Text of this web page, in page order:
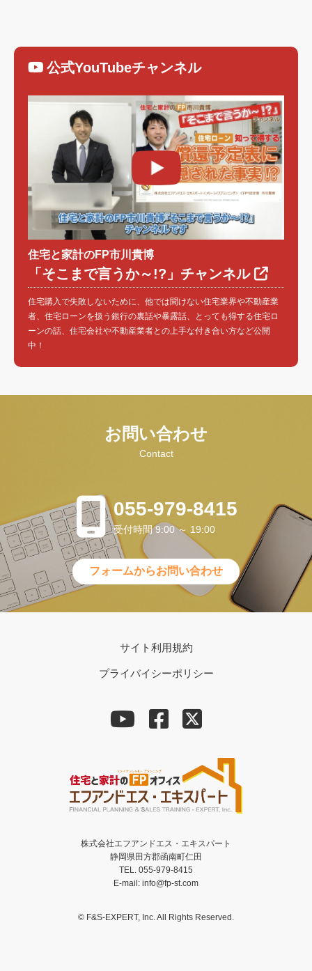
公式YouTubeチャンネル
住宅と家計のFP市川貴博
「そこまで言うか～!?」チャンネル
住宅購入で失敗しないために、他では聞けない住宅業界や不動産業
者、住宅ローンを扱う銀行の裏話や暴露話、とっても得する住宅ロ
ーンの話、住宅会社や不動産業者との上手な付き合い方など公開
中！
お問い合わせ
Contact
055-979-8415
受付時間 9:00 ～ 19:00
フォームからお問い合わせ
サイト利用規約
プライバイシーポリシー
株式会社エフアンドエス・エキスパート
静岡県田方郡函南町仁田
TEL. 055-979-8415
E-mail: info@fp-st.com
© F&S-EXPERT, Inc. All Rights Reserved.